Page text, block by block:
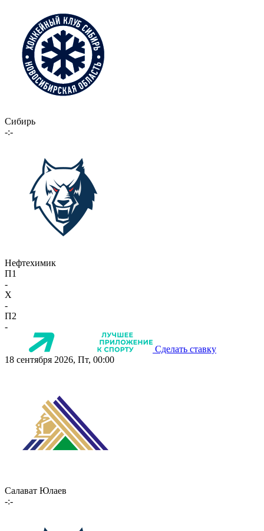
Сибирь
-:-
Нефтехимик
П1
-
X
-
П2
-
Сделать ставку
18 сентября 2026, Пт, 00:00
Салават Юлаев
-:-